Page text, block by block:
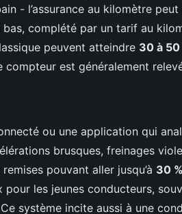
- l’assurance au kilomètre
complété par un tarif au
peuvent atteindre 30 à 50
est généralement
ou une application qui
brusques, freinages
pouvant aller jusqu’à 30 %
pour les jeunes conducteurs,
système incite aussi à une